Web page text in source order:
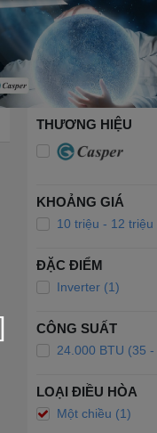
THƯƠNG HIỆU
KHOẢNG GIÁ
10 triệu - 12 triệu
ĐẶC ĐIỂM
Inverter (1)
CÔNG SUẤT
24.000 BTU (35
LOẠI ĐIỀU HÒA
Một chiều (1)